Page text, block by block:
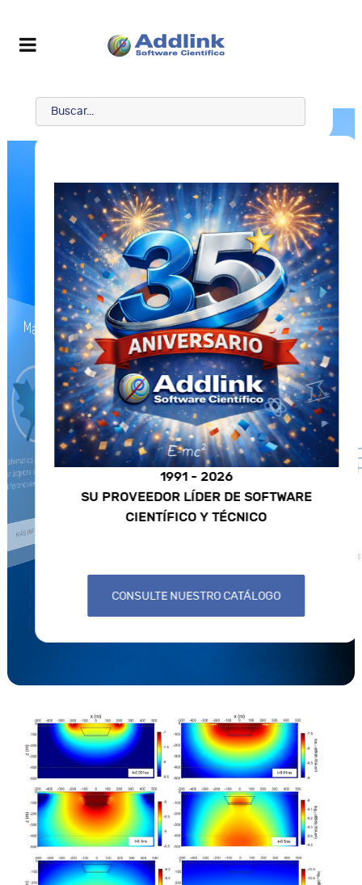
Maple
para el cálculo analítico que
simbólica, cálculo numérico,
gráficos y animaciones.
MÁS INFORMACIÓN
1991 - 2026
SU PROVEEDOR LÍDER DE SOFTWARE
CIENTÍFICO Y TÉCNICO
CONSULTE NUESTRO CATÁLOGO
Herramienta de